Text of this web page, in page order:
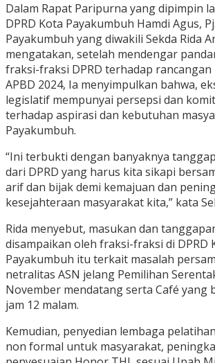
Dalam Rapat Paripurna yang dipimpin
DPRD Kota Payakumbuh Hamdi Agus,
Payakumbuh yang diwakili Sekda Rida
mengatakan, setelah mendengar
fraksi-fraksi DPRD terhadap rancangan
APBD 2024, Ia menyimpulkan bahwa,
legislatif mempunyai persepsi dan
terhadap aspirasi dan kebutuhan
Payakumbuh.
“Ini terbukti dengan banyaknya
dari DPRD yang harus kita sikapi
arif dan bijak demi kemajuan dan
kesejahteraan masyarakat kita,” kata
Rida menyebut, masukan dan
disampaikan oleh fraksi-fraksi di DPRD
Payakumbuh itu terkait masalah
netralitas ASN jelang Pemilihan
November mendatang serta Café yang
jam 12 malam.
Kemudian, penyedian lembaga
non formal untuk masyarakat,